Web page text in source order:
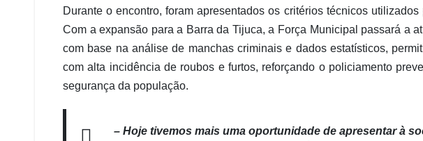
Durante o encontro, foram apresentados os critérios técnicos
Com a expansão para a Barra da Tijuca, a Força Municipal passará a
com base na análise de manchas criminais e dados estatísticos,
com alta incidência de roubos e furtos, reforçando o policiamento
segurança da população.
– Hoje tivemos mais uma oportunidade de apresentar à